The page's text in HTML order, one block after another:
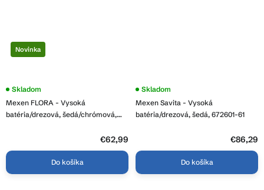
Novinka
Mexen FLORA - Vysoká
batéria/drezová, šedá/chrómová,
Skladom
€62,99
Do košíka
Mexen Savita - Vysoká
batéria/drezová, šedá, 672601-61
Skladom
€86,29
Do košíka